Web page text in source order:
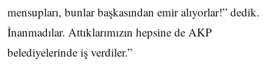
mensupları, bunlar başkasından emir alıyorlar!” dedik.
İnanmadılar. Attıklarımızın hepsine de AKP
belediyelerinde iş verdiler.”